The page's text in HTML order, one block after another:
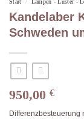
Start Lampen - Lüster -
Kandelaber
Schweden
950,00 €
Differenzbesteuerung